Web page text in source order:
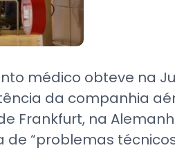
médico obteve na
da companhia
Frankfurt, na
“problemas